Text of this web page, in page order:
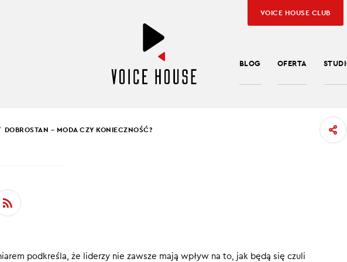
BLOG OFERTA
VOICE HOUSE CLUB
– MODA CZY
DOBROSTAN – MODA CZY KONIECZNOŚĆ?
podkreśla, że liderzy nie zawsze mają wpływ na to, jak będą się czuli